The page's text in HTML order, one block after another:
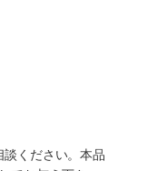
ください。本品